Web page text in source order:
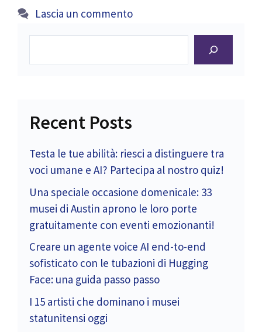
Lascia un commento
Recent Posts
Testa le tue abilità: riesci a distinguere tra
voci umane e AI? Partecipa al nostro quiz!
Una speciale occasione domenicale: 33
musei di Austin aprono le loro porte
gratuitamente con eventi emozionanti!
Creare un agente voice AI end-to-end
sofisticato con le tubazioni di Hugging
Face: una guida passo passo
I 15 artisti che dominano i musei
statunitensi oggi